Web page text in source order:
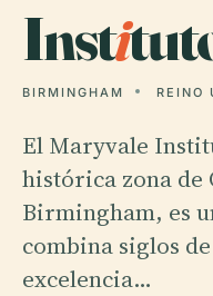
Insti
BIRMINGHAM REINO
El Maryvale
histórica zona de
Birmingham, es
combina siglos
excelencia…